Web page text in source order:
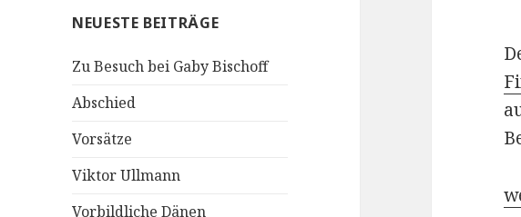
NEUESTE BEITRÄGE
Zu Besuch bei Gaby Bischoff
Abschied
Vorsätze
Viktor Ullmann
Vorbildliche Dänen